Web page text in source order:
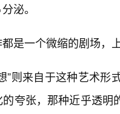
泌。
是一个微缩的剧场，
”则来自于这种艺术
夸张，那种近乎透